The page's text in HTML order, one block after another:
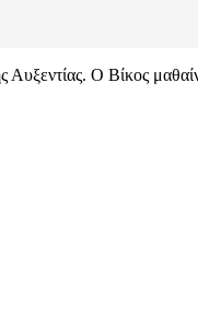
Αυξεντίας. Ο Βίκος